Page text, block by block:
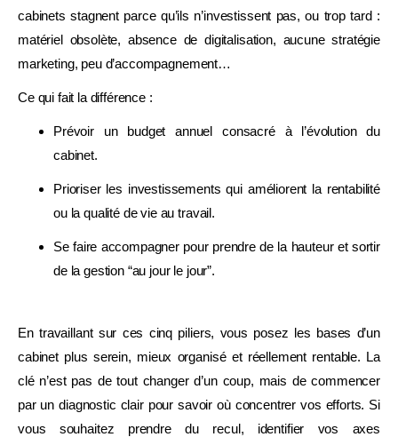
cabinets stagnent parce qu’ils n’investissent pas, ou trop tard :
matériel obsolète, absence de digitalisation, aucune stratégie
marketing, peu d’accompagnement…
Ce qui fait la différence :
Prévoir un budget annuel consacré à l’évolution du
cabinet.
Prioriser les investissements qui améliorent la rentabilité
ou la qualité de vie au travail.
Se faire accompagner pour prendre de la hauteur et sortir
de la gestion “au jour le jour”.
En travaillant sur ces cinq piliers, vous posez les bases d’un
cabinet plus serein, mieux organisé et réellement rentable. La
clé n’est pas de tout changer d’un coup, mais de commencer
par un diagnostic clair pour savoir où concentrer vos efforts. Si
vous souhaitez prendre du recul, identifier vos axes
Je fais mon diagnostic gratuit →